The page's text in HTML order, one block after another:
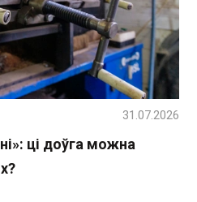
ці доўга можна
31.07.2026